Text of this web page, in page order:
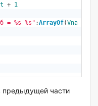
+ 1
= %s %s" ;ArrayOf(Vname
предыдущей части